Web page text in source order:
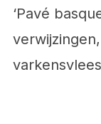
‘Pavé